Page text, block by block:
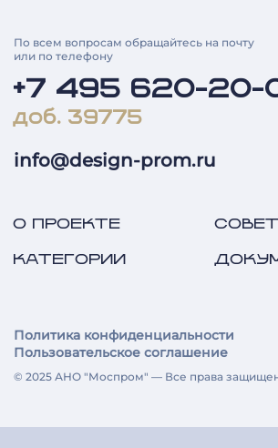
По всем вопросам обращайтесь на почту
или по телефону
+7 495 620-20-
доб. 39775
info@design-prom.ru
О ПРОЕКТЕ
КАТЕГОРИИ
Политика конфиденциальности
Пользовательское соглашение
© 2025 АНО "Моспром" — Все права